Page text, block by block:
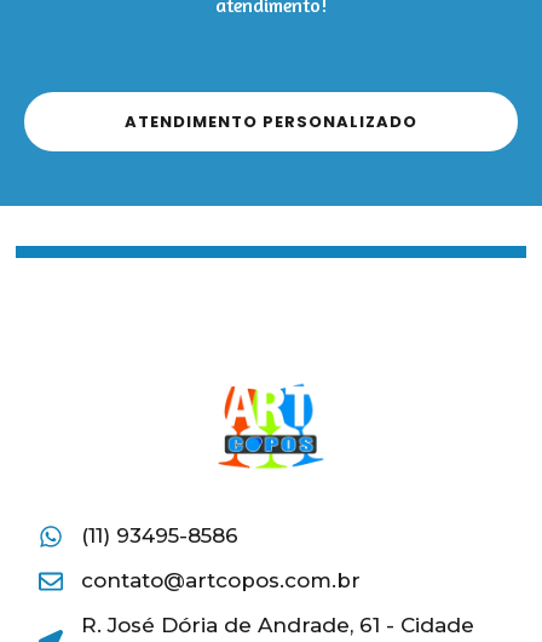
ATENDIMENTO PERSONALIZADO
(11) 93495-8586
contato@artcopos.com.br
R. José Dória de Andrade, 61 - Cidade